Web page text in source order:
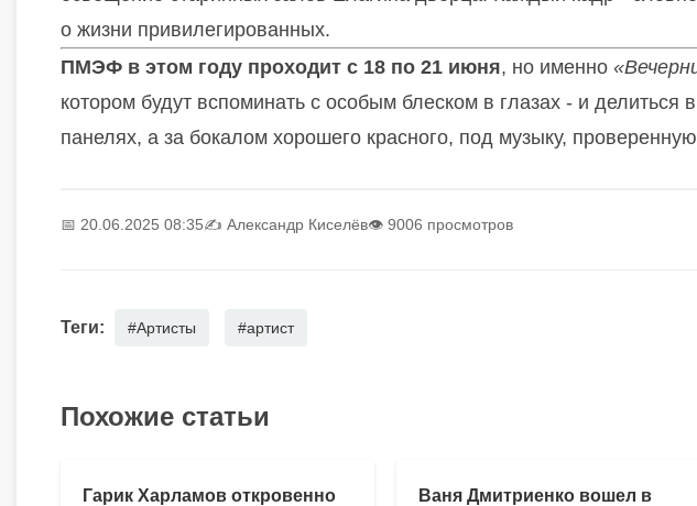
о жизни привилегированных.
ПМЭФ в этом году проходит с 18 по 21 июня, но именно
котором будут вспоминать с особым блеском в глазах - и делиться
панелях, а за бокалом хорошего красного, под музыку,
📅 20.06.2025 08:35✍️ Александр Киселёв👁 9006 просмотров
Теги: #Артисты #артист
Похожие статьи
Гарик Харламов откровенно
Ваня Дмитриенко вошел в